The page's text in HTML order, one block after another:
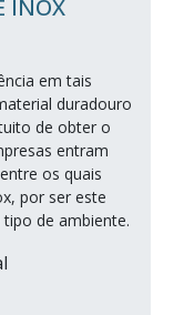
INOX
em tais
duradouro
de obter o
entram
os quais
por ser este
de ambiente.